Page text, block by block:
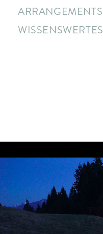
ARRANGEMENTS
WISSENSWERTES